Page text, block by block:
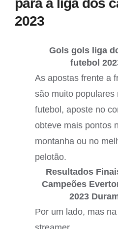
para a liga dos
2023
Gols gols liga
futebol
As apostas frente a
são muito populares
futebol, aposte no
obteve mais pontos
montanha ou no
pelotão.
Resultados
Campeões
2023
Por um lado, mas